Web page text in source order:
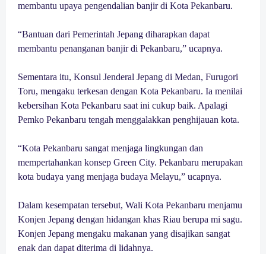
membantu upaya pengendalian banjir di Kota Pekanbaru.
“Bantuan dari Pemerintah Jepang diharapkan dapat
membantu penanganan banjir di Pekanbaru,” ucapnya.
Sementara itu, Konsul Jenderal Jepang di Medan, Furugori
Toru, mengaku terkesan dengan Kota Pekanbaru. Ia menilai
kebersihan Kota Pekanbaru saat ini cukup baik. Apalagi
Pemko Pekanbaru tengah menggalakkan penghijauan kota.
“Kota Pekanbaru sangat menjaga lingkungan dan
mempertahankan konsep Green City. Pekanbaru merupakan
kota budaya yang menjaga budaya Melayu,” ucapnya.
Dalam kesempatan tersebut, Wali Kota Pekanbaru menjamu
Konjen Jepang dengan hidangan khas Riau berupa mi sagu.
Konjen Jepang mengaku makanan yang disajikan sangat
enak dan dapat diterima di lidahnya.